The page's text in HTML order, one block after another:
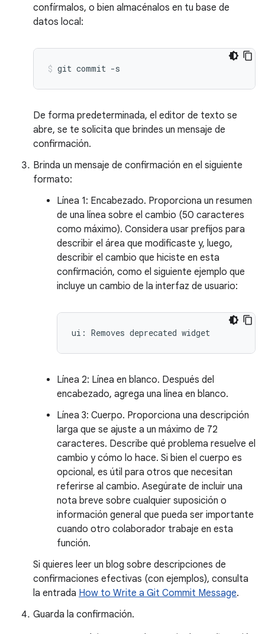
confírmalos, o bien almacénalos en tu base de
datos local:
git commit -s
De forma predeterminada, el editor de texto se
abre, se te solicita que brindes un mensaje de
confirmación.
Brinda un mensaje de confirmación en el siguiente
formato:
Línea 1: Encabezado. Proporciona un resumen
de una línea sobre el cambio (50 caracteres
como máximo). Considera usar prefijos para
describir el área que modificaste y, luego,
describir el cambio que hiciste en esta
confirmación, como el siguiente ejemplo que
incluye un cambio de la interfaz de usuario:
ui : Removes deprecated widget
Línea 2: Línea en blanco. Después del
encabezado, agrega una línea en blanco.
Línea 3: Cuerpo. Proporciona una descripción
larga que se ajuste a un máximo de 72
caracteres. Describe qué problema resuelve el
cambio y cómo lo hace. Si bien el cuerpo es
opcional, es útil para otros que necesitan
referirse al cambio. Asegúrate de incluir una
nota breve sobre cualquier suposición o
información general que pueda ser importante
cuando otro colaborador trabaje en esta
función.
Si quieres leer un blog sobre descripciones de
confirmaciones efectivas (con ejemplos), consulta
la entrada How to Write a Git Commit Message.
Guarda la confirmación.